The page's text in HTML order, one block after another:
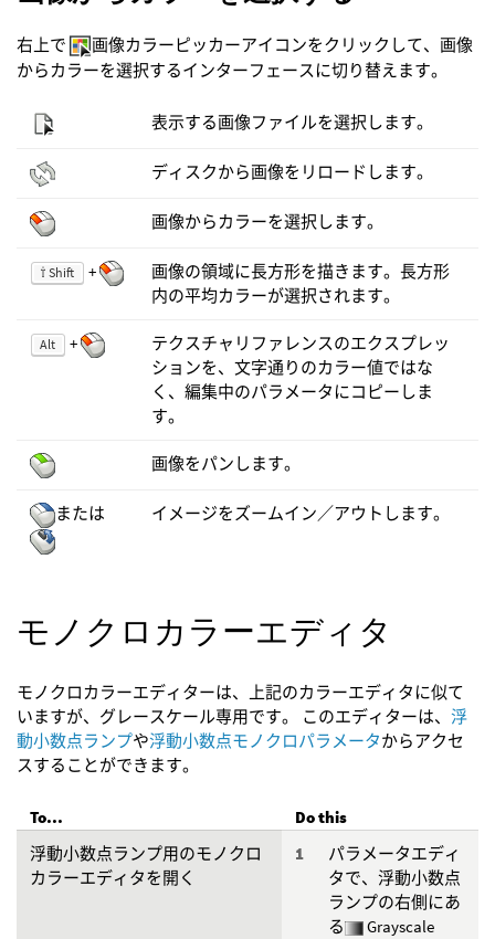
右上で
画像カラーピッカーアイコンをクリックして、画像
からカラーを選択するインターフェースに切り替えます。
表示する画像ファイルを選択します。
ディスクから画像をリロードします。
画像からカラーを選択します。
⇧ Shift +
画像の領域に長方形を描きます。長方形
内の平均カラーが選択されます。
Alt +
テクスチャリファレンスのエクスプレッ
ションを、文字通りのカラー値ではな
く、編集中のパラメータにコピーしま
す。
画像をパンします。
または イメージをズームイン／アウトします。
モノクロカラーエディタ
モノクロカラーエディターは、上記のカラーエディタに似て
いますが、グレースケール専用です。 このエディターは、 浮
動小数点ランプや浮動小数点モノクロパラメータからアクセ
スすることができます。
To...
Do this
浮動小数点ランプ用のモノクロ
カラーエディタを開く
パラメータエディ
タで、浮動小数点
ランプの右側にあ
る
Grayscale